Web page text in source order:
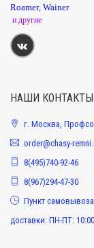
Roamer, Wainer
и другие
НАШИ КОНТАКТЫ
г. Москва,
order@chasy-
8(495)740-92-46
8(967)294-47-30
Пункт
доставки: ПН-ПТ: